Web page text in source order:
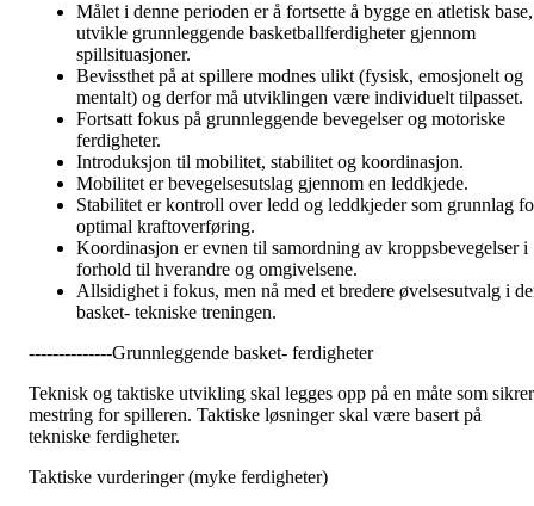
Målet i denne perioden er å fortsette å bygge en atletisk base,
utvikle grunnleggende basketballferdigheter gjennom
spillsituasjoner.
Bevissthet på at spillere modnes ulikt (fysisk, emosjonelt og
mentalt) og derfor må utviklingen være individuelt tilpasset.
Fortsatt fokus på grunnleggende bevegelser og motoriske
ferdigheter.
Introduksjon til mobilitet, stabilitet og koordinasjon.
Mobilitet er bevegelsesutslag gjennom en leddkjede.
Stabilitet er kontroll over ledd og leddkjeder som grunnlag
optimal kraftoverføring.
Koordinasjon er evnen til samordning av kroppsbevegelser i
forhold til hverandre og omgivelsene.
Allsidighet i fokus, men nå med et bredere øvelsesutvalg i
basket- tekniske treningen.
--------------Grunnleggende basket- ferdigheter
Teknisk og taktiske utvikling skal legges opp på en måte som sikrer
mestring for spilleren. Taktiske løsninger skal være basert på
tekniske ferdigheter.
Taktiske vurderinger (myke ferdigheter)